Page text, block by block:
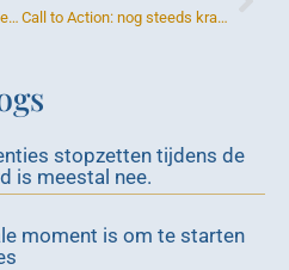
Ghosten op LinkedIn: Onbeleefd of een teken van de tijd? Call to Action: nog steeds krachtig of achterhaald?
stopzetten tijdens de
is meestal nee.
moment is om te starten